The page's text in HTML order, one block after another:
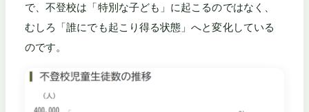
で、不登校は「特別な子ども」に起こるのではなく、
むしろ「誰にでも起こり得る状態」へと変化している
のです。